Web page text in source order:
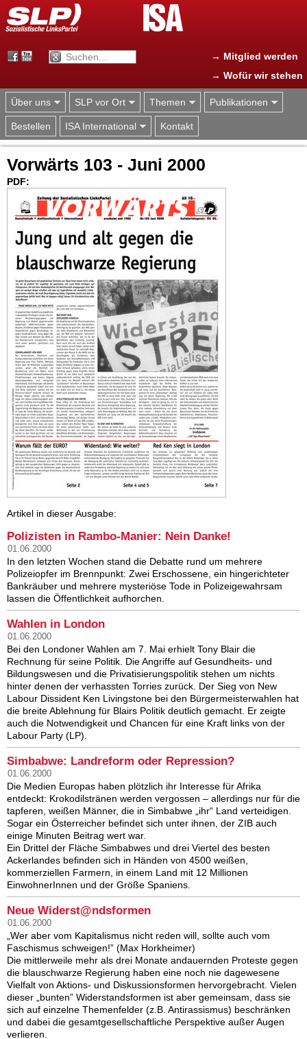
Jump to navigation
→ Mitglied werden
→ Wofür wir stehen
Über uns SLP vor Ort Themen Publikationen
Bestellen ISA International Kontakt
Vorwärts 103 - Juni 2000
PDF:
Artikel in dieser Ausgabe:
Polizisten in Rambo-Manier: Nein Danke!
01.06.2000
In den letzten Wochen stand die Debatte rund um mehrere
Polizeiopfer im Brennpunkt: Zwei Erschossene, ein hingerichteter
Bankräuber und mehrere mysteriöse Tode in Polizeigewahrsam
lassen die Öffentlichkeit aufhorchen.
Wahlen in London
01.06.2000
Bei den Londoner Wahlen am 7. Mai erhielt Tony Blair die
Rechnung für seine Politik. Die Angriffe auf Gesundheits- und
Bildungswesen und die Privatisierungspolitik stehen um nichts
hinter denen der verhassten Torries zurück. Der Sieg von New
Labour Dissident Ken Livingstone bei den Bürgermeisterwahlen hat
die breite Ablehnung für Blairs Politik deutlich gemacht. Er zeigte
auch die Notwendigkeit und Chancen für eine Kraft links von der
Labour Party (LP).
Simbabwe: Landreform oder Repression?
01.06.2000
Die Medien Europas haben plötzlich ihr Interesse für Afrika
entdeckt: Krokodilstränen werden vergossen – allerdings nur für die
tapferen, weißen Männer, die in Simbabwe „ihr“ Land verteidigen.
Sogar ein Österreicher befindet sich unter ihnen, der ZIB auch
einige Minuten Beitrag wert war.
Ein Drittel der Fläche Simbabwes und drei Viertel des besten
Ackerlandes befinden sich in Händen von 4500 weißen,
kommerziellen Farmern, in einem Land mit 12 Millionen
EinwohnerInnen und der Größe Spaniens.
Neue Widerst@ndsformen
01.06.2000
„Wer aber vom Kapitalismus nicht reden will, sollte auch vom
Faschismus schweigen!” (Max Horkheimer)
Die mittlerweile mehr als drei Monate andauernden Proteste gegen
die blauschwarze Regierung haben eine noch nie dagewesene
Vielfalt von Aktions- und Diskussionsformen hervorgebracht. Vielen
dieser „bunten” Widerstandsformen ist aber gemeinsam, dass sie
sich auf einzelne Themenfelder (z.B. Antirassismus) beschränken
und dabei die gesamtgesellschaftliche Perspektive außer Augen
verlieren.